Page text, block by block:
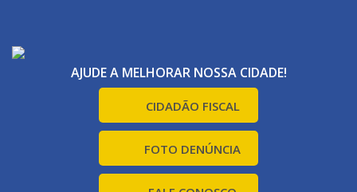
AJUDE A MELHORAR NOSSA CIDADE!
CIDADÃO FISCAL
FOTO DENÚNCIA